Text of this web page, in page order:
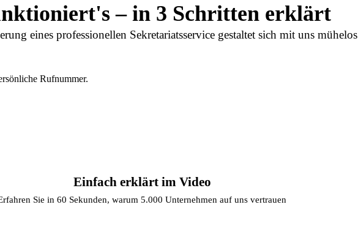
– in 3 Schritten erklärt
eines professionellen Sekretariatsservice gestaltet sich mit uns mühelos
Rufnummer.
Einfach erklärt im Video
Sie in 60 Sekunden, warum 5.000 Unternehmen auf uns vertrauen